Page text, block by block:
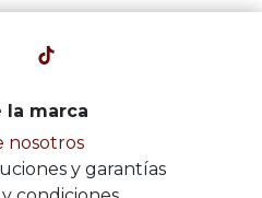
la marca
nosotros
y garantías